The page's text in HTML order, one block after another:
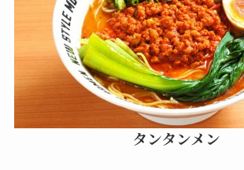
タンタンメン